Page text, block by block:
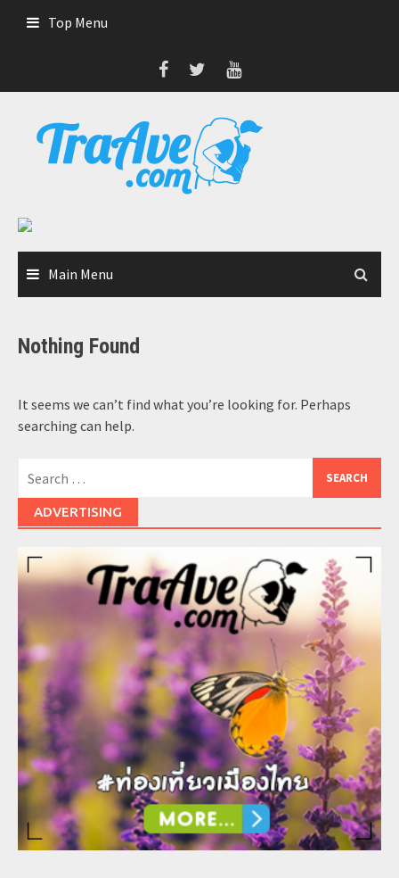
Top Menu
Main Menu
Nothing Found
It seems we can’t find what you’re looking for. Perhaps
searching can help.
ADVERTISING